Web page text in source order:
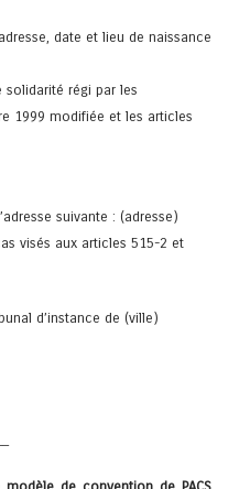
date et lieu de naissance
régi par les
1999 modifiée et les articles
suivante : (adresse)
visés aux articles 515-2 et
d’instance de (ville)